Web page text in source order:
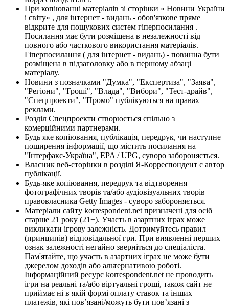
При копіюванні матеріалів зі сторінки « Новини України
і світу» , для інтернет - видань - обов'язкове пряме
відкрите для пошукових систем гіперпосилання .
Посилання має бути розміщена в незалежності від
повного або часткового використання матеріалів.
Гіперпосилання ( для інтернет - видань) - повинна бути
розміщена в підзаголовку або в першому абзаці
матеріалу.
Новини з позначками "Думка", "Експертиза", "Заява",
"Регіони", "Гроші", "Влада", "Вибори", "Тест-драйв",
"Спецпроекти", "Промо" публікуються на правах
реклами.
Розділ Спецпроекти створюється спільно з
комерційними партнерами.
Будь яке копіювання, публікація, передрук, чи наступне
поширення інформації, що містить посилання на
"Інтерфакс-Україна", EPA / UPG, суворо забороняється.
Власник веб-сторінки в розділі Я-Корреспондент є автор
публікації.
Будь-яке копіювання, передрук та відтворення
фотографічних творів та/або аудіовізуальних творів
правовласника Getty Images - суворо забороняється.
Матеріали сайту korrespondent.net призначені для осіб
старше 21 року (21+). Участь в азартних іграх може
викликати ігрову залежність. Дотримуйтесь правил
(принципів) відповідальної гри. При виявленні перших
ознак залежності негайно зверніться до спеціаліста.
Пам'ятайте, що участь в азартних іграх не може бути
джерелом доходів або альтернативою роботі.
Інформаційний ресурс korrespondent.net не проводить
ігри на реальні та/або віртуальні гроші, також сайт не
приймає ні в якій формі оплату ставок та інших
платежів, які пов’язані/можуть бути пов’язані з